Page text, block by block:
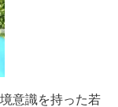
意識を持った若